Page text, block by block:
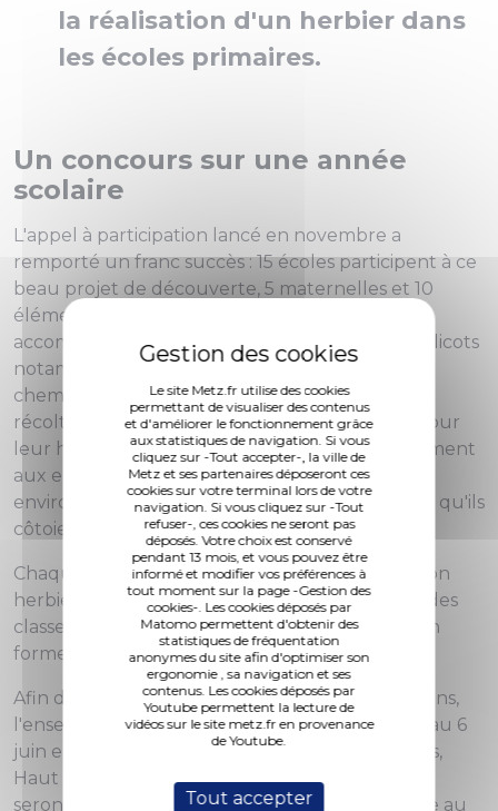
Le site Metz.fr utilise des cookies
permettant de visualiser des contenus
et d'améliorer le fonctionnement grâce
aux statistiques de navigation. Si vous
cliquez sur -Tout accepter-, la ville de
Metz et ses partenaires déposeront ces
cookies sur votre terminal lors de votre
navigation. Si vous cliquez sur -Tout
refuser-, ces cookies ne seront pas
déposés. Votre choix est conservé
pendant 13 mois, et vous pouvez être
informé et modifier vos préférences à
tout moment sur la page -Gestion des
cookies-. Les cookies déposés par
Matomo permettent d'obtenir des
statistiques de fréquentation
anonymes du site afin d'optimiser son
ergonomie , sa navigation et ses
contenus. Les cookies déposés par
Youtube permettent la lecture de
vidéos sur le site metz.fr en provenance
de Youtube.
Tout accepter
la réalisation d'un herbier dans
les écoles primaires.
Un concours sur une année
scolaire
L'appel à participation lancé en novembre a
remporté un franc succès : 15 écoles participent à ce
beau projet de découverte, 5 maternelles et 10
élémentaires. Les classes participantes sont
accompagnées par l'association CPN Les Coquelicots
notamment pour une sortie Nature, “Sur les
chemins de leur quartier”, leur permettant de
récolter les plantes et les feuilles nécessaires pour
leur herbier. Cette démarche permettra également
aux enfants de mieux connaître leur
environnement proche et les essences d'arbres qu'ils
côtoient chaque jour.
Chaque classe est ensuite invitée à présenter son
herbier. Des panneaux seront mis à disposition des
classes par la Ville pour accompagner la mise en
forme de leurs collectes.
Afin de valoriser les réalisations des élèves messins,
l'ensemble des herbiers sera exposé du 29 mai au 6
juin en salle Capitulaire du Cloître des Récollets,
Haut lieu de l'écologie urbaine à Metz. Les prix
seront remis aux lauréats par le Président Maire au